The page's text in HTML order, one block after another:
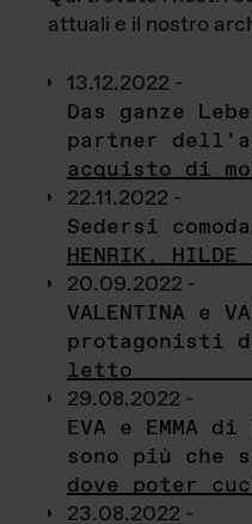
attuali e il nostro
13.12.2022 -
Das ganze
partner
acquisto di
22.11.2022 -
Sedersi
HENRIK, HILDE
20.09.2022 -
VALENTINA e
protagonisti
letto
29.08.2022 -
EVA e EMMA
sono più che
dove poter
23.08.2022 -